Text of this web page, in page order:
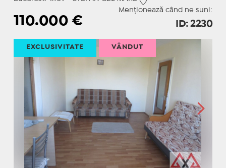
Menționează când ne suni:
110.000 € ID: 2230
EXCLUSIVITATE VÂNDUT